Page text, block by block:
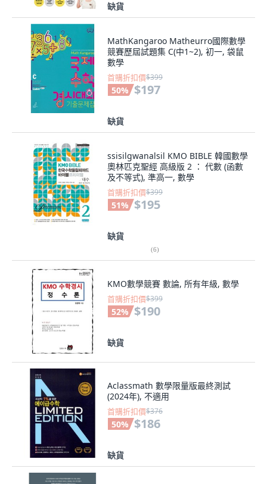
缺貨
MathKangaroo Matheurro國際數學
競賽歷屆試題集 C(中1~2), 初一, 袋鼠
數學
首購折扣價$399
50% $197
缺貨
ssisilgwanalsil KMO BIBLE 韓國數學
奧林匹克聖經 高級版 2 ： 代數 (函數
及不等式), 準高一, 數學
首購折扣價$399
51% $195
缺貨
(6)
KMO數學競賽 數論, 所有年級, 數學
首購折扣價$399
52% $190
缺貨
Aclassmath 數學限量版最終測試
(2024年), 不適用
首購折扣價$376
50% $186
缺貨